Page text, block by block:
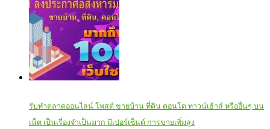
รับทำตลาดออนไลน์ โพสต์ ขายบ้าน ที่ดิน คอนโด ทาวน์เฮ้าส์ หรืออื่นๆ บน
เน็ต เป็นเรื่องจำเป็นมาก มีเปอร์เซ็นต์ การขายเพิ่มสูง